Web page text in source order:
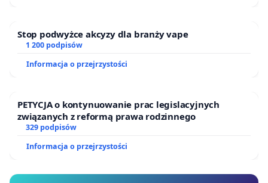
Stop podwyżce akcyzy dla branży vape
1 200 podpisów
Informacja o przejrzystości
PETYCJA o kontynuowanie prac legislacyjnych
związanych z reformą prawa rodzinnego
329 podpisów
Informacja o przejrzystości